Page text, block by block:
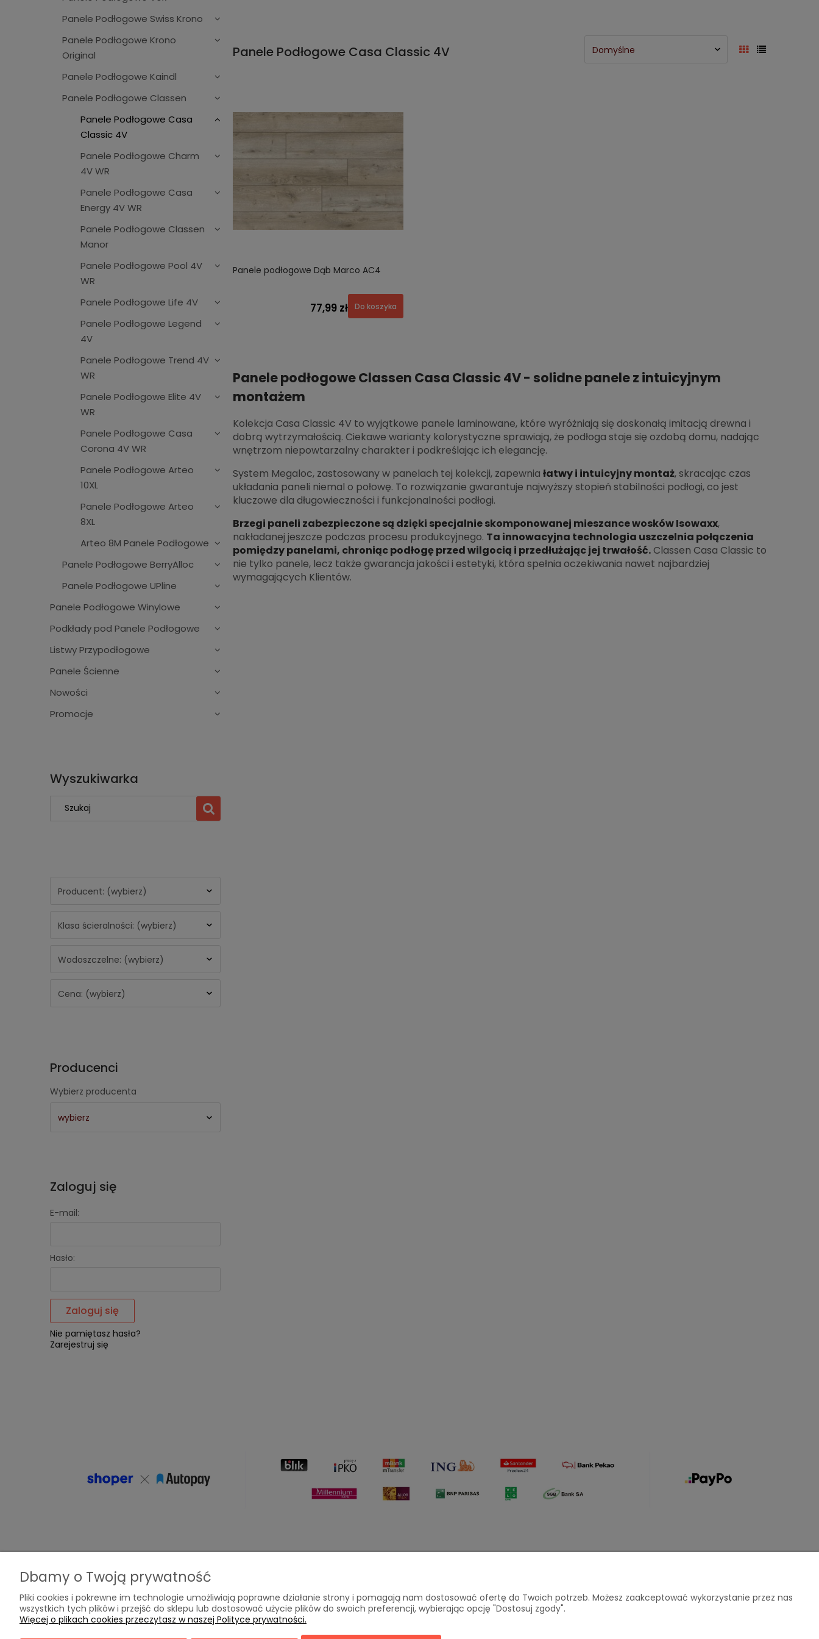
Panele Podłogowe Swiss Krono
Panele Podłogowe Krono
Original
Panele Podłogowe Kaindl
Panele Podłogowe Classen
Panele Podłogowe Casa
Classic 4V
Panele Podłogowe Charm
4V WR
Panele Podłogowe Casa
Energy 4V WR
Panele Podłogowe Classen
Manor
Panele Podłogowe Pool 4V
WR
Panele Podłogowe Life 4V
Panele Podłogowe Legend
4V
Panele Podłogowe Trend 4V
WR
Panele Podłogowe Elite 4V
WR
Panele Podłogowe Casa
Corona 4V WR
Panele Podłogowe Arteo
10XL
Panele Podłogowe Arteo
8XL
Arteo 8M Panele Podłogowe
Panele Podłogowe BerryAlloc
Panele Podłogowe UPline
Panele Podłogowe Winylowe
Podkłady pod Panele Podłogowe
Listwy Przypodłogowe
Panele Ścienne
Nowości
Promocje
Wyszukiwarka
Producent: (wybierz)
Klasa ścieralności: (wybierz)
Wodoszczelne: (wybierz)
Cena: (wybierz)
Producenci
Wybierz producenta
Zaloguj się
E-mail:
Hasło:
Zaloguj się
Nie pamiętasz hasła?
Zarejestruj się
Panele Podłogowe Casa Classic 4V
Panele podłogowe Dąb Marco AC4
77,99 zł Do koszyka
Panele podłogowe Classen Casa Classic 4V - solidne panele z intuicyjnym
montażem
Kolekcja Casa Classic 4V to wyjątkowe panele laminowane, które wyróżniają się doskonałą imitacją drewna i
dobrą wytrzymałością. Ciekawe warianty kolorystyczne sprawiają, że podłoga staje się ozdobą domu, nadając
wnętrzom niepowtarzalny charakter i podkreślając ich elegancję.
System Megaloc, zastosowany w panelach tej kolekcji, zapewnia łatwy i intuicyjny montaż, skracając czas
układania paneli niemal o połowę. To rozwiązanie gwarantuje najwyższy stopień stabilności podłogi, co jest
kluczowe dla długowieczności i funkcjonalności podłogi.
Brzegi paneli zabezpieczone są dzięki specjalnie skomponowanej mieszance wosków Isowaxx,
nakładanej jeszcze podczas procesu produkcyjnego. Ta innowacyjna technologia uszczelnia połączenia
pomiędzy panelami, chroniąc podłogę przed wilgocią i przedłużając jej trwałość.Classen Casa Classic to
nie tylko panele, lecz także gwarancja jakości i estetyki, która spełnia oczekiwania nawet najbardziej
wymagających Klientów.
Pomoc
Zwroty i reklamacje
Regulamin sklepu
Moje konto
Twoje zamówienia
Ustawienia konta
Płatności i dostawa
Czas i koszty dostawy
Informacje O nas
Dbamy o Twoją prywatność
Pliki cookies i pokrewne im technologie umożliwiają poprawne działanie strony i pomagają nam dostosować ofertę do Twoich potrzeb. Możesz zaakceptować wykorzystanie przez nas
wszystkich tych plików i przejść do sklepu lub dostosować użycie plików do swoich preferencji, wybierając opcję "Dostosuj zgody".
Więcej o plikach cookies przeczytasz w naszej Polityce prywatności.